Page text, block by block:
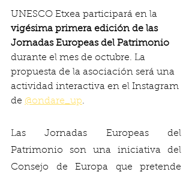
UNESCO Etxea participará en la
vigésima primera edición de las
Jornadas Europeas del Patrimonio
durante el mes de octubre. La
propuesta de la asociación será una
actividad interactiva en el Instagram
de @ondare_up.
Las Jornadas Europeas del
Patrimonio son una iniciativa del
Consejo de Europa que pretende